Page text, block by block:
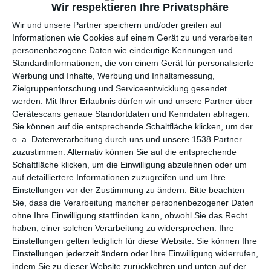
Wir respektieren Ihre Privatsphäre
Wir und unsere Partner speichern und/oder greifen auf
Informationen wie Cookies auf einem Gerät zu und verarbeiten
personenbezogene Daten wie eindeutige Kennungen und
Standardinformationen, die von einem Gerät für personalisierte
Werbung und Inhalte, Werbung und Inhaltsmessung,
Zielgruppenforschung und Serviceentwicklung gesendet
werden.
Mit Ihrer Erlaubnis dürfen wir und unsere Partner über
Gerätescans genaue Standortdaten und Kenndaten abfragen.
Sie können auf die entsprechende Schaltfläche klicken, um der
o. a. Datenverarbeitung durch uns und unsere 1538 Partner
zuzustimmen. Alternativ können Sie auf die entsprechende
Schaltfläche klicken, um die Einwilligung abzulehnen oder um
auf detailliertere Informationen zuzugreifen und um Ihre
Einstellungen vor der Zustimmung zu ändern.
Bitte beachten
Sie, dass die Verarbeitung mancher personenbezogener Daten
ohne Ihre Einwilligung stattfinden kann, obwohl Sie das Recht
haben, einer solchen Verarbeitung zu widersprechen. Ihre
Einstellungen gelten lediglich für diese Website. Sie können Ihre
Einstellungen jederzeit ändern oder Ihre Einwilligung widerrufen,
indem Sie zu dieser Website zurückkehren und unten auf der
Modernes
Schlafzimmer mit
Designerlampen
Zu den Favoriten hinzufügen
Interessante
Wandgestaltung